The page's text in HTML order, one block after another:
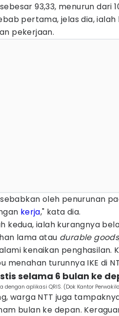
93,33, menurun dari
pertama, jelas dia,
pekerjaan.
oleh penurunan
kerja," kata dia.
kedua, ialah kurangnya
lama atau durable
kenaikan penghasilan.
menahan turunnya IKE di
selama 6 bulan ke
dengan aplikasi QRIS. (Dok Kantor
warga NTT juga
bulan ke depan.